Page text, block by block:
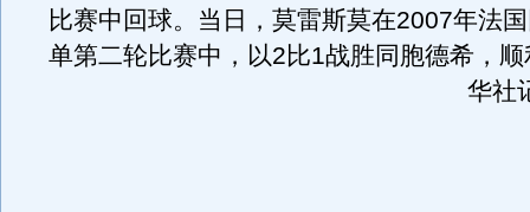
比赛中回球。当日，莫雷斯莫在2007年法
单第二轮比赛中，以2比1战胜同胞德希，
华社